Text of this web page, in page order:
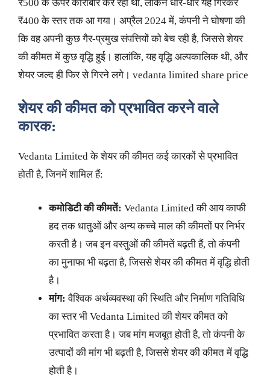
₹500 के ऊपर कारोबार कर रहा था, लेकिन धीरे-धीरे यह गिरकर
₹400 के स्तर तक आ गया। अप्रैल 2024 में, कंपनी ने घोषणा की
कि वह अपनी कुछ गैर-प्रमुख संपत्तियों को बेच रही है, जिससे शेयर
की कीमत में कुछ वृद्धि हुई। हालांकि, यह वृद्धि अल्पकालिक थी, और
शेयर जल्द ही फिर से गिरने लगे। vedanta limited share price
शेयर की कीमत को प्रभावित करने वाले
कारक:
Vedanta Limited के शेयर की कीमत कई कारकों से प्रभावित
होती है, जिनमें शामिल हैं:
कमोडिटी की कीमतें: Vedanta Limited की आय काफी
हद तक धातुओं और अन्य कच्चे माल की कीमतों पर निर्भर
करती है। जब इन वस्तुओं की कीमतें बढ़ती हैं, तो कंपनी
का मुनाफा भी बढ़ता है, जिससे शेयर की कीमत में वृद्धि होती
है।
मांग: वैश्विक अर्थव्यवस्था की स्थिति और निर्माण गतिविधि
का स्तर भी Vedanta Limited की शेयर कीमत को
प्रभावित करता है। जब मांग मजबूत होती है, तो कंपनी के
उत्पादों की मांग भी बढ़ती है, जिससे शेयर की कीमत में वृद्धि
होती है।